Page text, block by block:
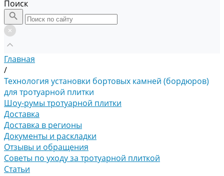
Поиск
Главная
/
Технология установки бортовых камней (бордюров)
для тротуарной плитки
Шоу-румы тротуарной плитки
Доставка
Доставка в регионы
Документы и раскладки
Отзывы и обращения
Советы по уходу за тротуарной плиткой
Статьи